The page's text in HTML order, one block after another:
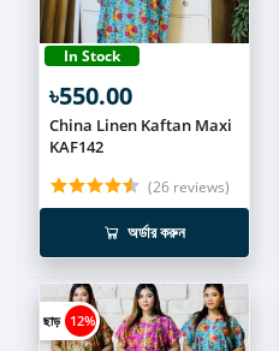
In Stock
৳550.00
China Linen Kaftan Maxi
KAF142
(26 reviews)
অর্ডার করুন
ছাড় 12%